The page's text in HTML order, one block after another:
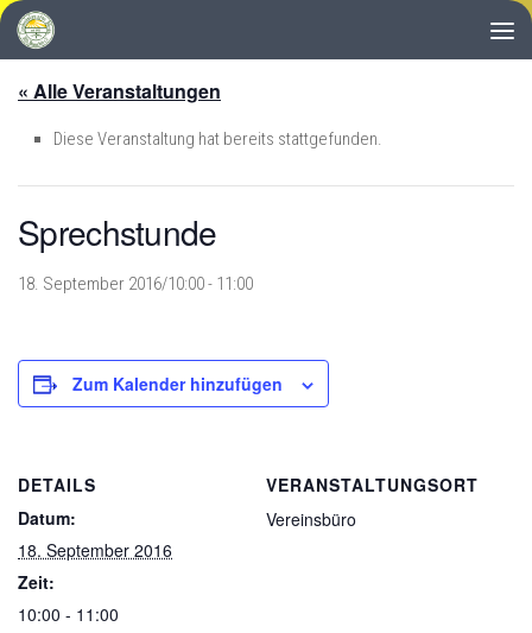
Zum Inhalt springen
« Alle Veranstaltungen
Diese Veranstaltung hat bereits stattgefunden.
Sprechstunde
18. September 2016/10:00- 11:00
Zum Kalender hinzufügen
DETAILS
Datum:
18. September 2016
Zeit:
10:00 - 11:00
VERANSTALTUNGSORT
Vereinsbüro